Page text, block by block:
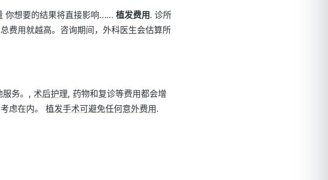
你想要的结果将直接影响…… 植发费用 . 诊所
费用就越高。咨询期间，外科医生会估算所
服务。, 术后护理, 药物和复诊等费用都会增
虑在内。 植发手术可避免任何意外费用 .